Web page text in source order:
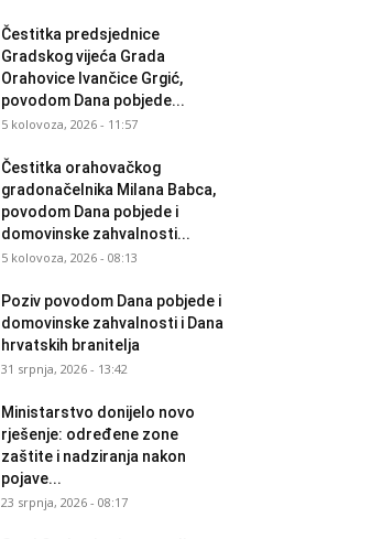
Čestitka predsjednice
Gradskog vijeća Grada
Orahovice Ivančice Grgić,
povodom Dana pobjede...
5 kolovoza, 2026 - 11:57
Čestitka orahovačkog
gradonačelnika Milana Babca,
povodom Dana pobjede i
domovinske zahvalnosti...
5 kolovoza, 2026 - 08:13
Poziv povodom Dana pobjede i
domovinske zahvalnosti i Dana
hrvatskih branitelja
31 srpnja, 2026 - 13:42
Ministarstvo donijelo novo
rješenje: određene zone
zaštite i nadziranja nakon
pojave...
23 srpnja, 2026 - 08:17